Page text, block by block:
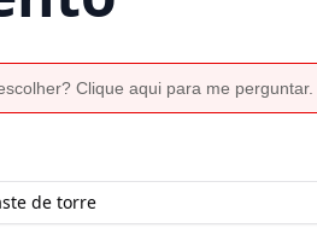
Clique aqui para me perguntar.
de torre